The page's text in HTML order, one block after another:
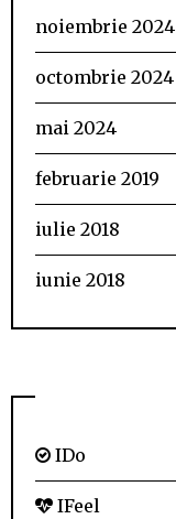
noiembrie 2024
octombrie 2024
mai 2024
februarie 2019
iulie 2018
iunie 2018
IDo
IFeel